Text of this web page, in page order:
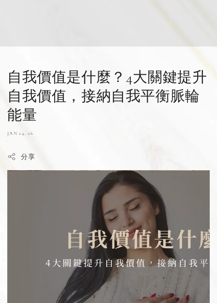
自我價值是什麼？4大關鍵提升
自我價值，接納自我平衡脈輪
能量
JAN 24, 26
分享